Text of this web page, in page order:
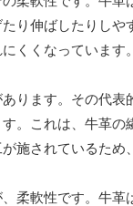
り伸ばしたりし
くくなっています。
ります。その代
。これは、牛革
施されているため
柔軟性です。牛